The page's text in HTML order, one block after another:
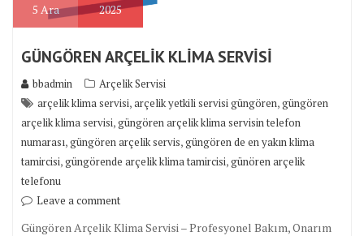
5 Ara 2025
GÜNGÖREN ARÇELİK KLİMA SERVİSİ
bbadmin
Arçelik Servisi
arçelik klima servisi,arçelik yetkili servisi güngören,güngören
arçelik klima servisi,güngören arçelik klima servisin telefon
numarası,güngören arçelik servis,güngören de en yakın klima
tamircisi,güngörende arçelik klima tamircisi,günören arçelik
telefonu
Leave a comment
Güngören Arçelik Klima Servisi – Profesyonel Bakım, Onarım